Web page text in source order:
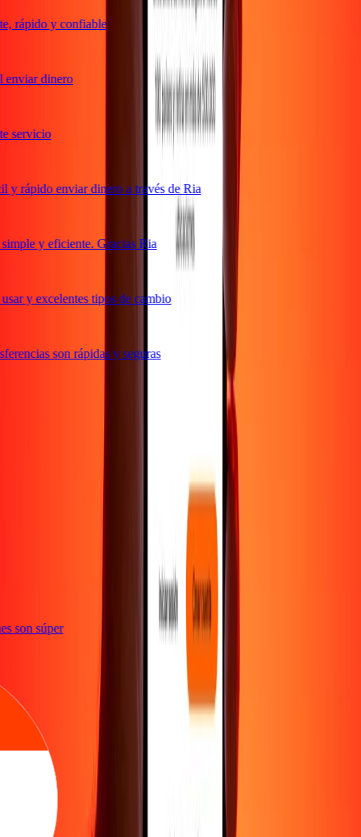
rápido y confiable
dinero
rápido enviar dinero a través de Ria
y eficiente. Gracias Ria
y excelentes tipos de cambio
son rápidas y seguras
son súper